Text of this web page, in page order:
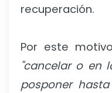
recuperación.
Por este
"cancelar o en
posponer